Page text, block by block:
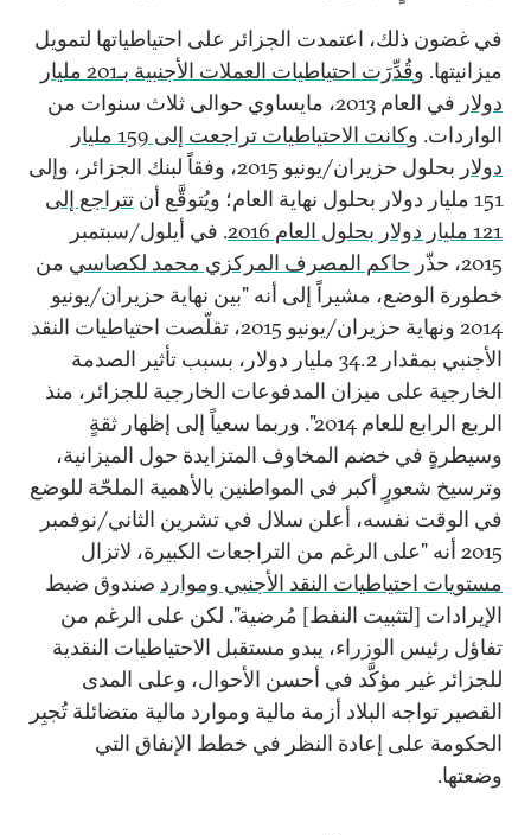
في غضون ذلك، اعتمدت الجزائر على احتياطياتها لتمويل
ميزانيتها. و
قُدِّرَت احتياطيات العملات الأجنبية بـ201 مليار
دولار
في العام 2013، مايساوي حوالى ثلاث سنوات من
الواردات. و
كانت الاحتياطيات تراجعت إلى 159 مليار
دولار
بحلول حزيران/يونيو 2015، وفقاً لبنك الجزائر، وإلى
151 مليار دولار بحلول نهاية العام؛ ويُتوقَّع أن
تتراجع إلى
121 مليار دولار بحلول العام 2016
. في أيلول/سبتمبر
2015، حذّر
حاكم المصرف المركزي محمد لكصاسي من
خطورة الوضع، مشيراً إلى أنه "بين نهاية حزيران/يونيو
2014 ونهاية حزيران/يونيو 2015، تقلّصت احتياطيات النقد
الأجنبي بمقدار 34.2 مليار دولار، بسبب تأثير الصدمة
الخارجية على ميزان المدفوعات الخارجية للجزائر، منذ
الربع الرابع للعام 2014". وربما سعياً إلى إظهار ثقةٍ
وسيطرةٍ في خضم المخاوف المتزايدة حول الميزانية،
وترسيخ شعورٍ أكبر في المواطنين بالأهمية الملحّة للوضع
في الوقت نفسه، أعلن سلال في تشرين الثاني/نوفمبر
2015 أنه "على الرغم من التراجعات الكبيرة، لاتزال
مستويات احتياطيات النقد الأجنبي وموارد صندوق ضبط
الإيرادات [لتثبيت النفط] مُرضية". لكن على الرغم من
تفاؤل رئيس الوزراء، يبدو مستقبل الاحتياطيات النقدية
للجزائر غير مؤكَّد في أحسن الأحوال، وعلى المدى
القصير تواجه البلاد أزمة مالية وموارد مالية متضائلة تُجبِر
الحكومة على إعادة النظر في خطط الإنفاق التي
وضعتها.